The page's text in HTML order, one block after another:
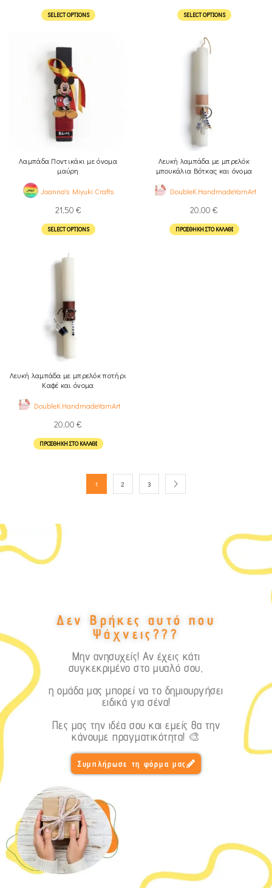
SELECT OPTIONS SELECT OPTIONS
Λαμπάδα Ποντικάκι με όνομα
μαύρη
Joanna's Miyuki Crafts
21,50 €
SELECT OPTIONS
Λευκή λαμπάδα με μπρελόκ
μπουκάλια Βότκας και όνομα
DoubleK.HandmadeYarnArt
20,00 €
ΠΡΟΣΘΉΚΗ ΣΤΟ ΚΑΛΆΘΙ
Λευκή λαμπάδα με μπρελόκ ποτήρι
Καφέ και όνομα
DoubleK.HandmadeYarnArt
20,00 €
ΠΡΟΣΘΉΚΗ ΣΤΟ ΚΑΛΆΘΙ
1 2 3
Δεν Βρήκες αυτό που
Ψάχνεις???
Μην ανησυχείς! Αν έχεις κάτι
συγκεκριμένο στο μυαλό σου,
η ομάδα μας μπορεί να το δημιουργήσει
ειδικά για σένα!
Πες μας την ιδέα σου και εμείς θα την
κάνουμε πραγματικότητα! 🎨
Συμπλήρωσε τη φόρμα μας